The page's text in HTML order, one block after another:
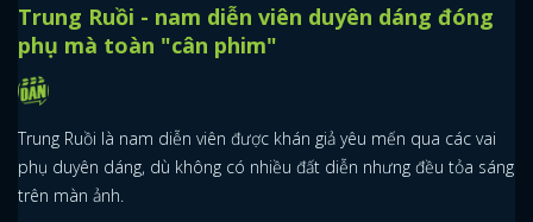
Trung Ruồi - nam diễn viên duyên dáng đóng
phụ mà toàn "cân phim"
Trung Ruồi là nam diễn viên được khán giả yêu mến qua các vai
phụ duyên dáng, dù không có nhiều đất diễn nhưng đều tỏa sáng
trên màn ảnh.